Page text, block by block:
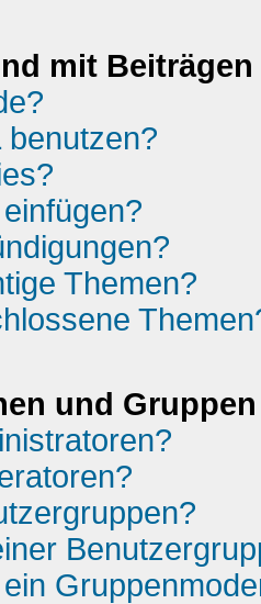
mit
benutzen?
Themen?
und Gruppen